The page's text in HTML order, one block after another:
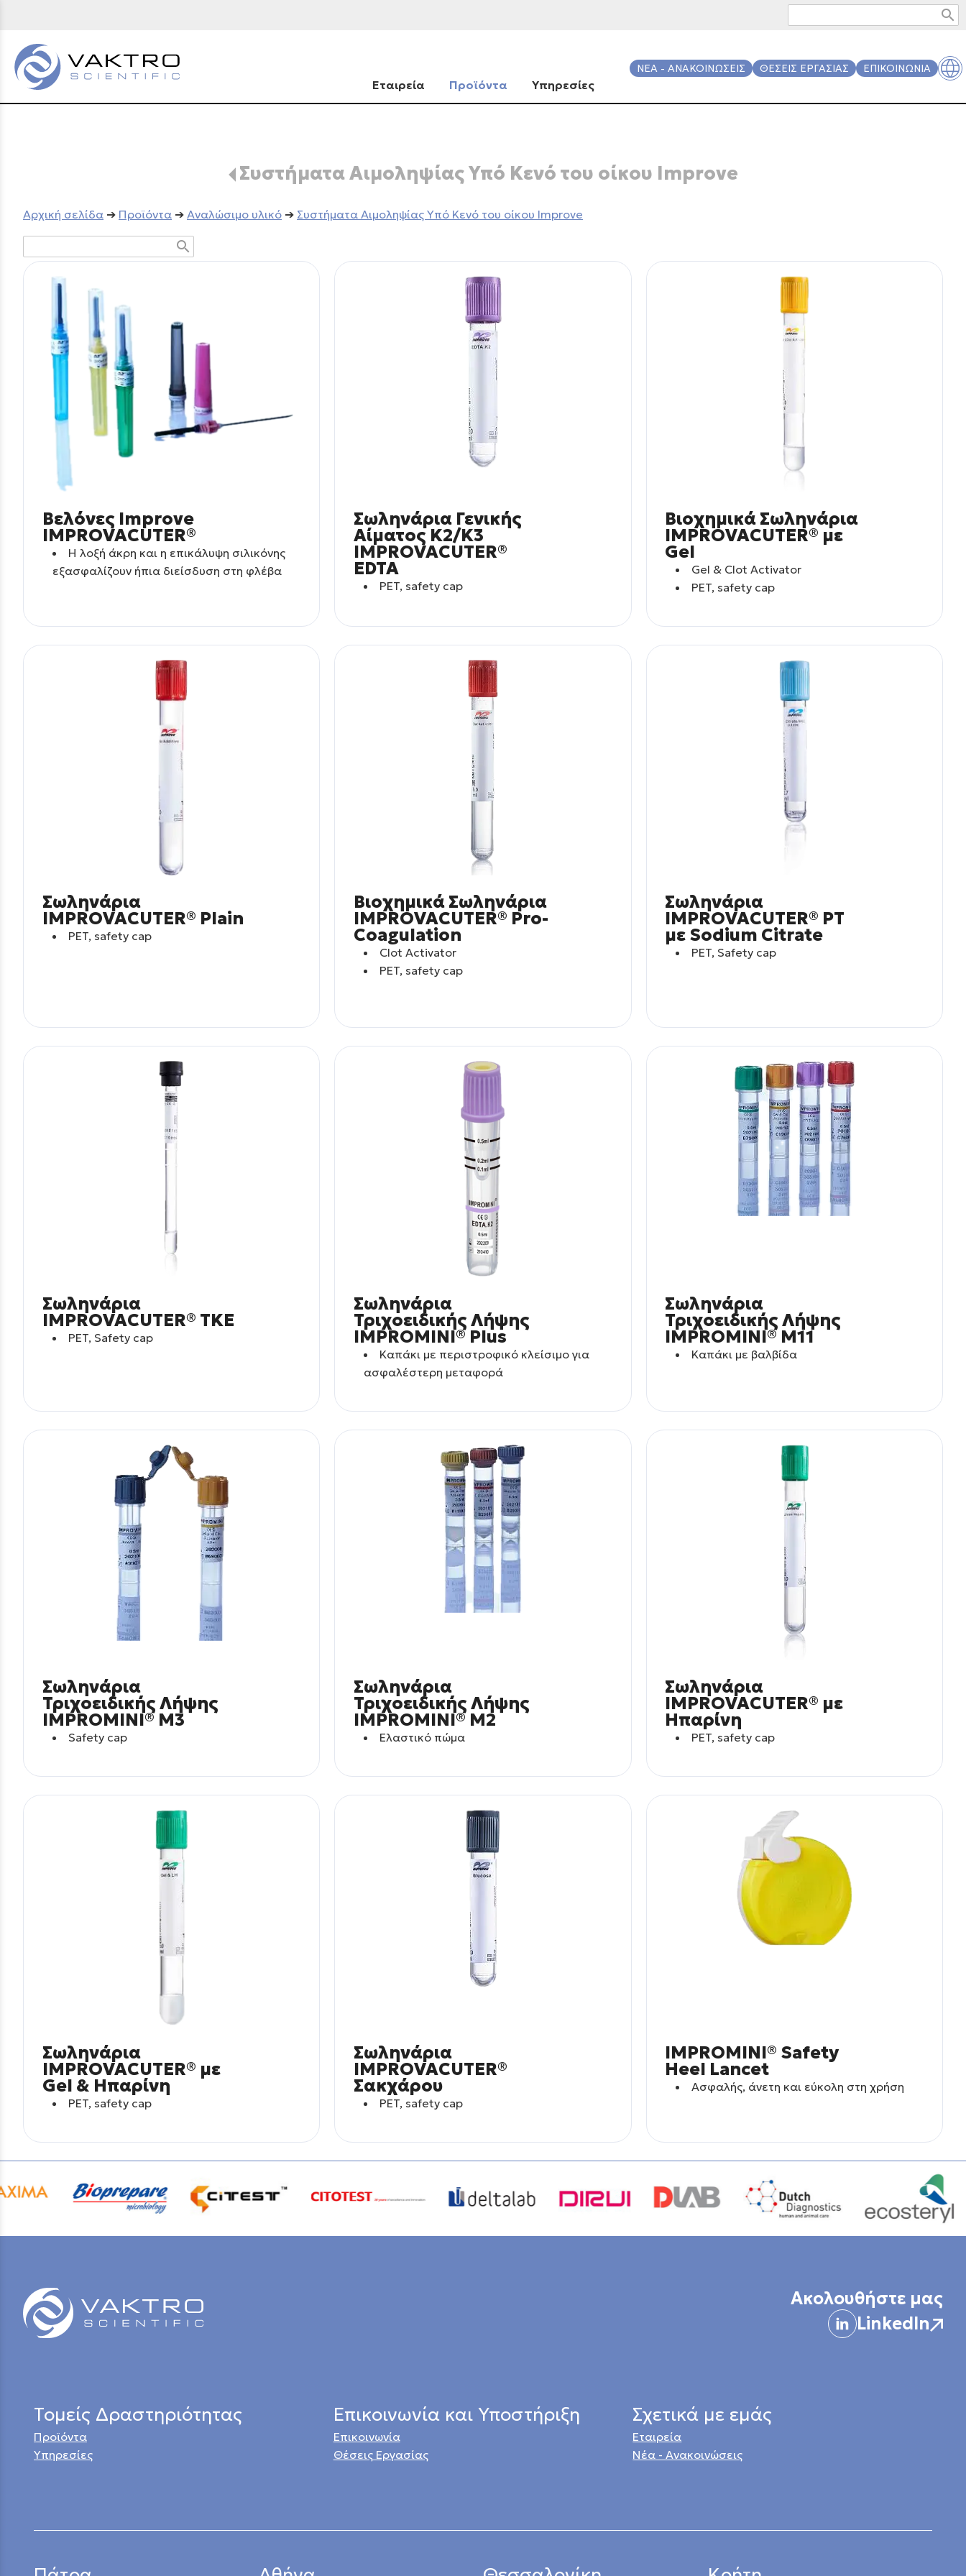
search
ΝΕΑ - ΑΝΑΚΟΙΝΩΣΕΙΣ ΘΕΣΕΙΣ ΕΡΓΑΣΙΑΣ ΕΠΙΚΟΙΝΩΝΙΑ
Εταιρεία Προϊόντα Υπηρεσίες
Συστήματα Αιμοληψίας Υπό Κενό του οίκου Improve
Aρχική σελίδα ➔ Προϊόντα ➔ Αναλώσιμο υλικό ➔ Συστήματα Αιμοληψίας Υπό Κενό του οίκου Improve
search
Βελόνες Improve
IMPROVACUTER®
Η λοξή άκρη και η επικάλυψη σιλικόνης
εξασφαλίζουν ήπια διείσδυση στη φλέβα
Σωληνάρια Γενικής
Αίματος Κ2/Κ3
IMPROVACUTER®
EDTA
PET, safety cap
Βιοχημικά Σωληνάρια
IMPROVACUTER® με
Gel
Gel & Clot Activator
PET, safety cap
Σωληνάρια
IMPROVACUTER® Plain
PET, safety cap
Βιοχημικά Σωληνάρια
IMPROVACUTER® Pro-
Coagulation
Clot Activator
PET, safety cap
Σωληνάρια
IMPROVACUTER® PT
με Sodium Citrate
PET, Safety cap
Σωληνάρια
IMPROVACUTER® TKE
PET, Safety cap
Σωληνάρια
Τριχοειδικής Λήψης
IMPROMINI® Plus
Καπάκι με περιστροφικό κλείσιμο για
ασφαλέστερη μεταφορά
Σωληνάρια
Τριχοειδικής Λήψης
IMPROMINI® M11
Καπάκι με βαλβίδα
Σωληνάρια
Τριχοειδικής Λήψης
IMPROMINI® M3
Safety cap
Σωληνάρια
Τριχοειδικής Λήψης
IMPROMINI® M2
Ελαστικό πώμα
Σωληνάρια
IMPROVACUTER® με
Ηπαρίνη
PET, safety cap
Σωληνάρια
IMPROVACUTER® με
Gel & Ηπαρίνη
PET, safety cap
Σωληνάρια
IMPROVACUTER®
Σακχάρου
PET, safety cap
IMPROMINI® Safety
Heel Lancet
Aσφαλής, άνετη και εύκολη στη χρήση
Ακολουθήστε μας
LinkedIn
Τομείς Δραστηριότητας
Προϊόντα
Υπηρεσίες
Επικοινωνία και Υποστήριξη
Επικοινωνία
Θέσεις Εργασίας
Σχετικά με εμάς
Εταιρεία
Νέα - Ανακοινώσεις